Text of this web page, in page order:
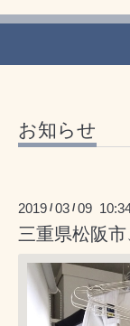
お知らせ
2019 /03 /09
三重県松阪